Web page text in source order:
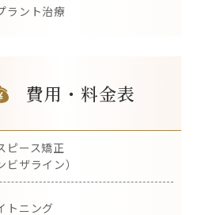
ラント治療
費用・料金表
ピース矯正
ビザライン）
トニング